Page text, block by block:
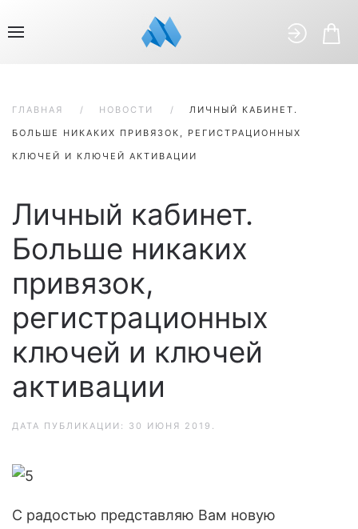
ГЛАВНАЯ НОВОСТИ ЛИЧНЫЙ КАБИНЕТ.
БОЛЬШЕ НИКАКИХ ПРИВЯЗОК, РЕГИСТРАЦИОННЫХ
КЛЮЧЕЙ И КЛЮЧЕЙ АКТИВАЦИИ
Личный кабинет.
Больше никаких
привязок,
регистрационных
ключей и ключей
активации
ДАТА ПУБЛИКАЦИИ: 30 ИЮНЯ 2019 .
С радостью представляю Вам новую